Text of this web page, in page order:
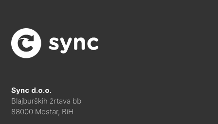
Sync d.o.o.
Blajburških žrtava bb
88000 Mostar, BiH